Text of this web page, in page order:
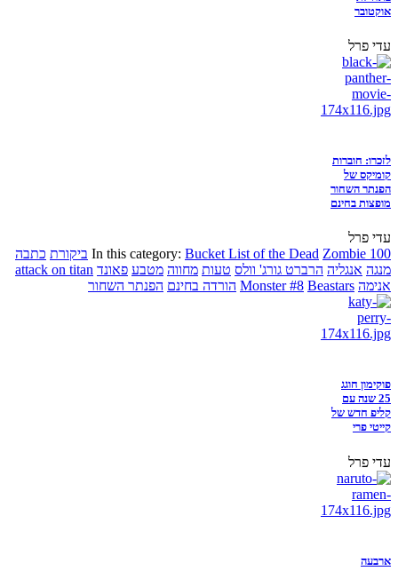
אוקטובר
עדי פרל
לזכרו: חוברות
קומיקס של
הפנתר השחור
מופצות בחינם
עדי פרל
In this category: Bucket List of the Dead Zombie 100 ביקורת כתבה
מנגה אנגליה הרברט גורג' וולס טעות מחווה מטבע פאונד attack on titan
אנימה
Monster #8 Beastars הורדה בחינם הפנתר השחור
פוקימון חוגג
25 שנה עם
קליפ חדש של
קייטי פרי
עדי פרל
ארבעה